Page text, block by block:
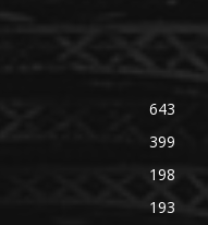
643
399
198
193